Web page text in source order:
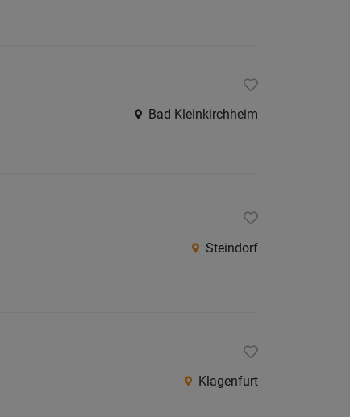
Bad Kleinkirchheim
Steindorf
Klagenfurt